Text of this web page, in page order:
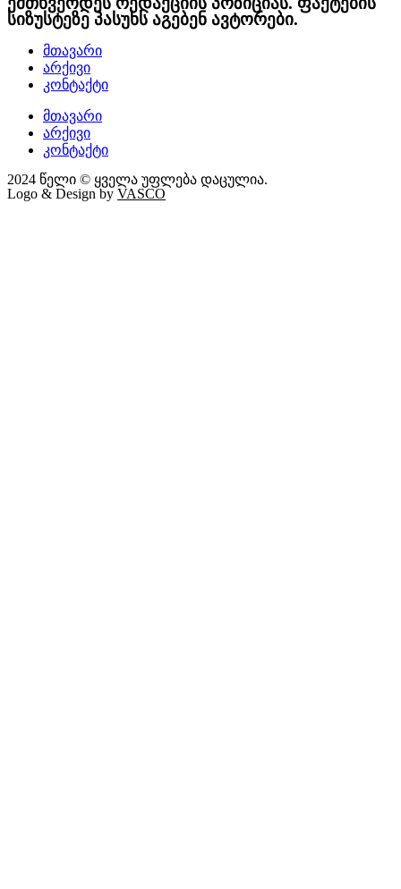
სიზუსტეზე პასუხს აგებენ ავტორები.
მთავარი
არქივი
კონტაქტი
მთავარი
არქივი
კონტაქტი
2024 წელი © ყველა უფლება დაცულია.
Logo & Design by VASCO